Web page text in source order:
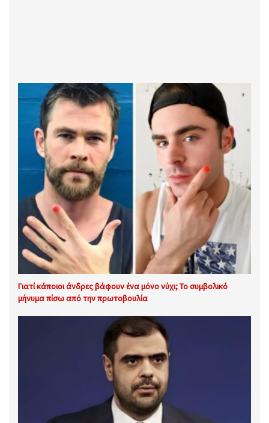
Γιατί κάποιοι άνδρες βάφουν ένα μόνο νύχι; Το συμβολικό
μήνυμα πίσω από την πρωτοβουλία